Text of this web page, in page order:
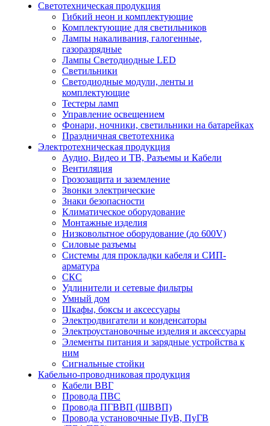
Светотехническая продукция
Гибкий неон и комплектующие
Комплектующие для светильников
Лампы накаливания, галогенные,
газоразрядные
Лампы Светодиодные LED
Светильники
Светодиодные модули, ленты и
комплектующие
Тестеры ламп
Управление освещением
Фонари, ночники, светильники на батарейках
Праздничная светотехника
Электротехническая продукция
Аудио, Видео и ТВ, Разъемы и Кабели
Вентиляция
Грозозащита и заземление
Звонки электрические
Знаки безопасности
Климатическое оборудование
Монтажные изделия
Низковольтное оборудование (до 600V)
Силовые разъемы
Системы для прокладки кабеля и СИП-
арматура
СКС
Удлинители и сетевые фильтры
Умный дом
Шкафы, боксы и аксессуары
Электродвигатели и конденсаторы
Электроустановочные изделия и аксессуары
Элементы питания и зарядные устройства к
ним
Сигнальные стойки
Кабельно-проводниковая продукция
Кабели ВВГ
Провода ПВС
Провода ПГВВП (ШВВП)
Провода установочные ПуВ, ПуГВ